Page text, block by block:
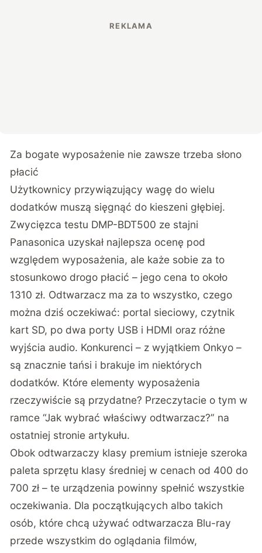
Za bogate wyposażenie nie zawsze trzeba słono
płacić
Użytkownicy przywiązujący wagę do wielu
dodatków muszą sięgnąć do kieszeni głębiej.
Zwycięzca testu DMP-BDT500 ze stajni
Panasonica uzyskał najlepsza ocenę pod
względem wyposażenia, ale każe sobie za to
stosunkowo drogo płacić – jego cena to około
1310 zł. Odtwarzacz ma za to wszystko, czego
można dziś oczekiwać: portal sieciowy, czytnik
kart SD, po dwa porty USB i HDMI oraz różne
wyjścia audio. Konkurenci – z wyjątkiem Onkyo –
są znacznie tańsi i brakuje im niektórych
dodatków. Które elementy wyposażenia
rzeczywiście są przydatne? Przeczytacie o tym w
ramce “Jak wybrać właściwy odtwarzacz?” na
ostatniej stronie artykułu.
Obok odtwarzaczy klasy premium istnieje szeroka
paleta sprzętu klasy średniej w cenach od 400 do
700 zł – te urządzenia powinny spełnić wszystkie
oczekiwania. Dla początkujących albo takich
osób, które chcą używać odtwarzacza Blu-ray
przede wszystkim do oglądania filmów,